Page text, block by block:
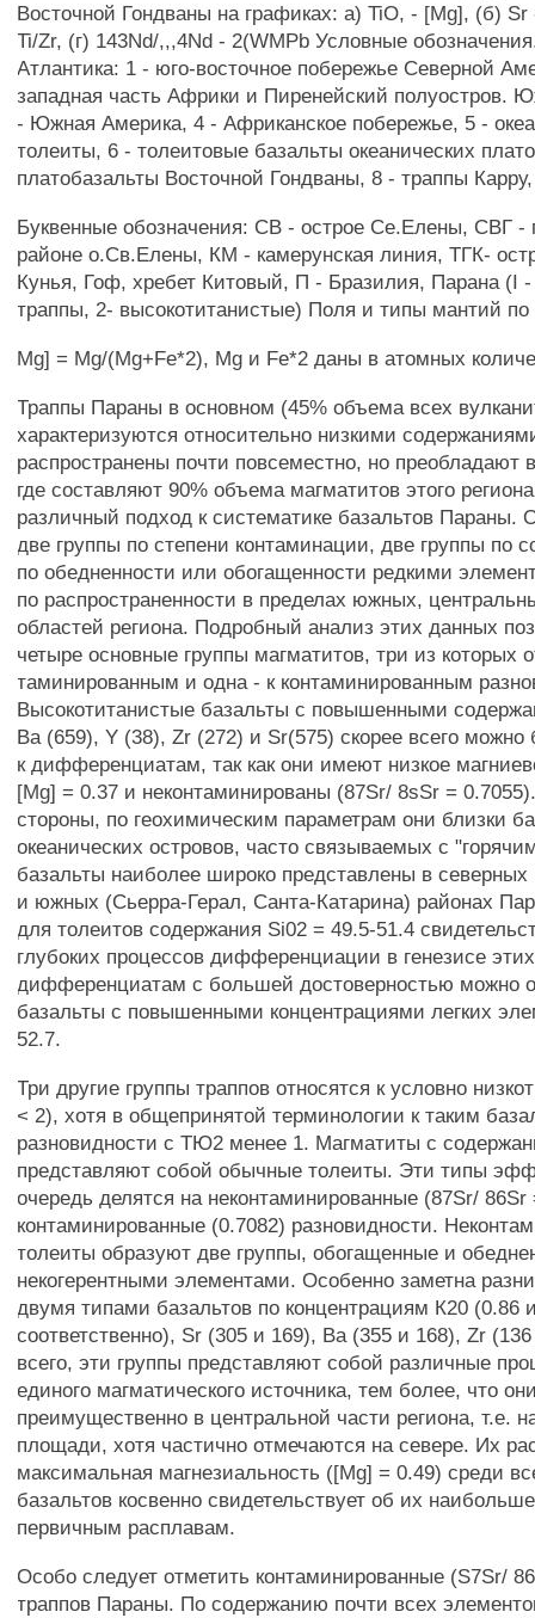
Восточной Гондваны на графиках: a) TiO, - [Mg], (б)
Ti/Zr, (г) 143Nd/,,,4Nd - 2(WMPb Условные
Атлантика: 1 - юго-восточное побережье Северной
западная часть Африки и Пиренейский полуостров.
- Южная Америка, 4 - Африканское побережье, 5 -
толеиты, 6 - толеитовые базальты океанических
платобазальты Восточной Гондваны, 8 - траппы
Буквенные обозначения: СВ - острое Се.Елены, СВГ -
районе о.Св.Елены, КМ - камерунская линия, ТГК-
Кунья, Гоф, хребет Китовый, П - Бразилия, Парана (I -
траппы, 2- высокотитанистые) Поля и типы мантий
Mg] = Mg/(Mg+Fe*2), Mg и Fe*2 даны в атомных
Траппы Параны в основном (45% объема всех
характеризуются относительно низкими
распространены почти повсеместно, но
где составляют 90% объема магматитов этого
различный подход к систематике базальтов Параны.
две группы по степени контаминации, две группы по
по обедненности или обогащенности редкими
по распространенности в пределах южных,
областей региона. Подробный анализ этих данных
четыре основные группы магматитов, три из которых
таминированным и одна - к контаминированным
Высокотитанистые базальты с повышенными
Ва (659), Y (38), Zr (272) и Sr(575) скорее всего
к дифференциатам, так как они имеют низкое
[Mg] = 0.37 и неконтаминированы (87Sr/ 8sSr =
стороны, по геохимическим параметрам они близки
океанических островов, часто связываемых с
базальты наиболее широко представлены в
и южных (Сьерра-Герал, Санта-Катарина) районах
для толеитов содержания Si02 = 49.5-51.4
глубоких процессов дифференциации в генезисе
дифференциатам с большей достоверностью можно
базальты с повышенными концентрациями легких
52.7.
Три другие группы траппов относятся к условно
< 2), хотя в общепринятой терминологии к таким
разновидности с ТЮ2 менее 1. Магматиты с
представляют собой обычные толеиты. Эти типы
очередь делятся на неконтаминированные (87Sr/
контаминированные (0.7082) разновидности.
толеиты образуют две группы, обогащенные и
некогерентными элементами. Особенно заметна
двумя типами базальтов по концентрациям К20 (0.86
соответственно), Sr (305 и 169), Ва (355 и 168), Zr
всего, эти группы представляют собой различные
единого магматического источника, тем более, что
преимущественно в центральной части региона, т.е.
площади, хотя частично отмечаются на севере. Их
максимальная магнезиальность ([Mg] = 0.49) среди
базальтов косвенно свидетельствует об их
первичным расплавам.
Особо следует отметить контаминированные (S7Sr/
траппов Параны. По содержанию почти всех